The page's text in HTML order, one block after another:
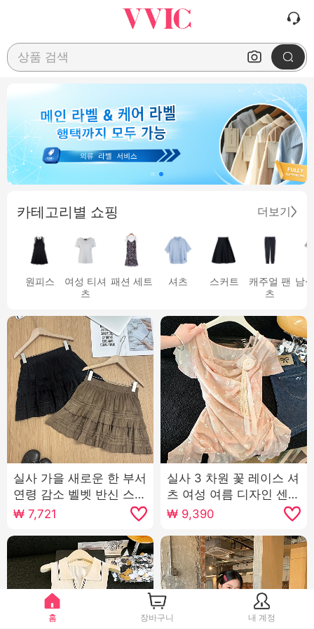
상품 검색
카테고리별 쇼핑 더보기
원피스
여성 티셔
츠
패션 세트 셔츠 스커트
캐주얼 팬
츠
남
실사 가을 새로운 한 부서
연령 감소 벨벳 반신 스커
트 달콤함 다용도 한 마디
케이크 드레스 미니멀리
즘 플리츠 미니 스커트
₩7,721
실사 3 차원 꽃 레이스 셔
츠 여성 여름 디자인 센스
작은 대중 프랑스식 달콤
함 품격 쇼트 스타일 맨위
₩ 9,390
홈 장바구니 내 계정